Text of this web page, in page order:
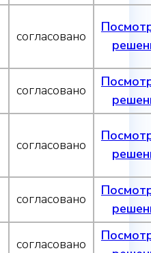
согласовано
согласовано
согласовано
согласовано
согласовано